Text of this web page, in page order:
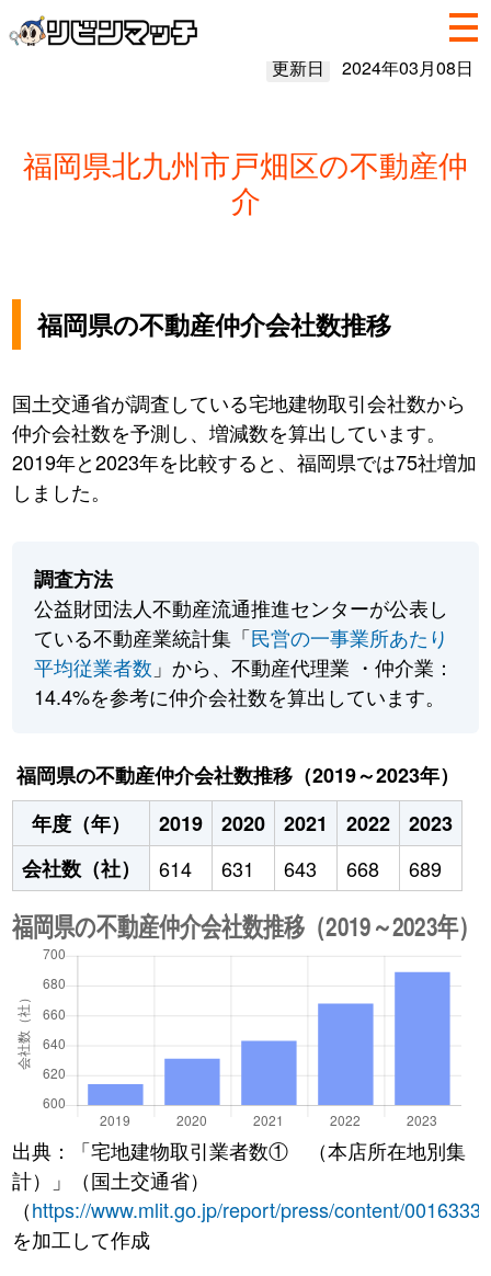
更新日 2024年03月08日
福岡県北九州市戸畑区の不動産仲
介
福岡県の不動産仲介会社数推移
国土交通省が調査している宅地建物取引会社数から
仲介会社数を予測し、増減数を算出しています。
2019年と2023年を比較すると、福岡県では75社増加
しました。
調査方法
公益財団法人不動産流通推進センターが公表し
ている不動産業統計集「民営の一事業所あたり
平均従業者数 」から、不動産代理業 ・仲介業：
14.4%を参考に仲介会社数を算出しています。
福岡県の不動産仲介会社数推移（2019～2023年）
年度（年）
2019 2020 2021 2022
2023
会社数（社）
614 631 643 668 689
出典：「宅地建物取引業者数① （本店所在地別集
計）」（国土交通省）
（https://www.mlit.go.jp/report/press/content/
を加工して作成